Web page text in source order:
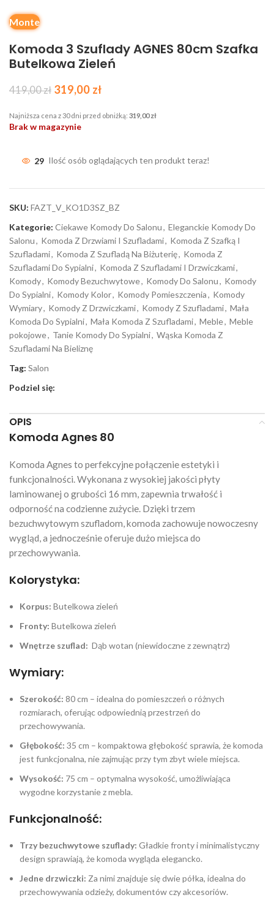
Monte
Komoda 3 Szuflady AGNES 80cm Szafka
Butelkowa Zieleń
419,00zł 319,00 zł
Najniższa cena z 30 dni przed obniżką: 319,00zł
Brak w magazynie
29 Ilość osób oglądających ten produkt teraz!
SKU: FAZT_V_KO1D3SZ_BZ
Kategorie: Ciekawe Komody Do Salonu, Eleganckie Komody Do
Salonu, Komoda Z Drzwiami I Szufladami, Komoda Z Szafką I
Szufladami, Komoda Z Szufladą Na Biżuterię, Komoda Z
Szufladami Do Sypialni, Komoda Z Szufladami I Drzwiczkami,
Komody, Komody Bezuchwytowe, Komody Do Salonu, Komody
Do Sypialni, Komody Kolor, Komody Pomieszczenia, Komody
Wymiary, Komody Z Drzwiczkami, Komody Z Szufladami, Mała
Komoda Do Sypialni, Mała Komoda Z Szufladami, Meble, Meble
pokojowe, Tanie Komody Do Sypialni, Wąska Komoda Z
Szufladami Na Bieliznę
Tag: Salon
Podziel się:
OPIS
Komoda Agnes 80
Komoda Agnes to perfekcyjne połączenie estetyki i
funkcjonalności. Wykonana z wysokiej jakości płyty
laminowanej o grubości 16 mm, zapewnia trwałość i
odporność na codzienne zużycie. Dzięki trzem
bezuchwytowym szufladom, komoda zachowuje nowoczesny
wygląd, a jednocześnie oferuje dużo miejsca do
przechowywania.
Kolorystyka:
Korpus: Butelkowa zieleń
Fronty: Butelkowa zieleń
Wnętrze szuflad: Dąb wotan (niewidoczne z zewnątrz)
Wymiary:
Szerokość: 80 cm – idealna do pomieszczeń o różnych
rozmiarach, oferując odpowiednią przestrzeń do
przechowywania.
Głębokość: 35 cm – kompaktowa głębokość sprawia, że komoda
jest funkcjonalna, nie zajmując przy tym zbyt wiele miejsca.
Wysokość: 75 cm – optymalna wysokość, umożliwiająca
wygodne korzystanie z mebla.
Funkcjonalność:
Trzy bezuchwytowe szuflady: Gładkie fronty i minimalistyczny
design sprawiają, że komoda wygląda elegancko.
Jedne drzwiczki: Za nimi znajduje się dwie półka, idealna do
przechowywania odzieży, dokumentów czy akcesoriów.